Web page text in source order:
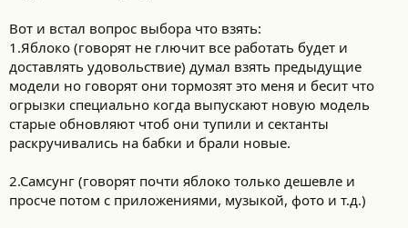
Вот и встал вопрос выбора что взять:
1.Яблоко (говорят не глючит все работать будет и
доставлять удовольствие) думал взять предыдущие
модели но говорят они тормозят это меня и бесит что
огрызки специально когда выпускают новую модель
старые обновляют чтоб они тупили и сектанты
раскручивались на бабки и брали новые.
2.Самсунг (говорят почти яблоко только дешевле и
просче потом с приложениями, музыкой, фото и т.д.)